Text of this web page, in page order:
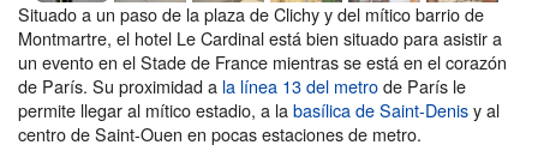
Situado a un paso de la plaza de Clichy y del mítico barrio de
Montmartre, el hotel Le Cardinal está bien situado para asistir a
un evento en el Stade de France mientras se está en el corazón
de París. Su proximidad a la línea 13 del metrode París le
permite llegar al mítico estadio, a labasílica de Saint-Denisy al
centro de Saint-Ouen en pocas estaciones de metro.